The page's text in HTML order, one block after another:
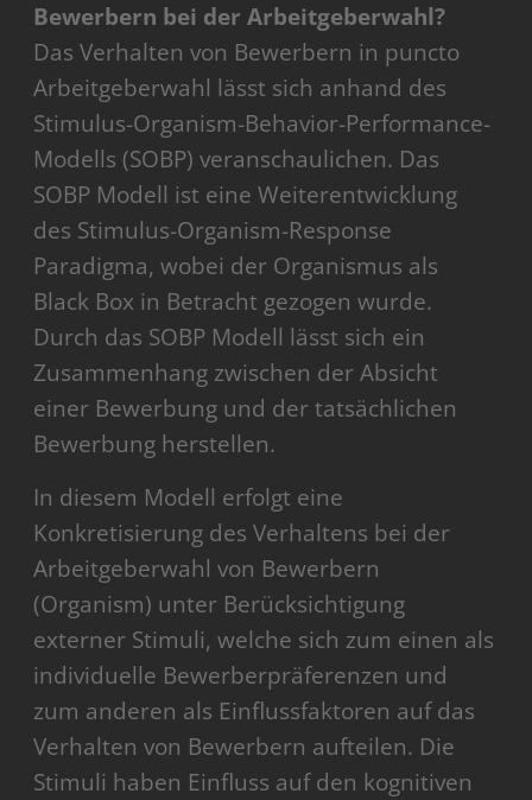
Bewerbern bei der Arbeitgeberwahl?
Das Verhalten von Bewerbern in puncto
Arbeitgeberwahl lässt sich anhand des
Stimulus-Organism-Behavior-Performance-
Modells (SOBP) veranschaulichen. Das
SOBP Modell ist eine Weiterentwicklung
des Stimulus-Organism-Response
Paradigma, wobei der Organismus als
Black Box in Betracht gezogen wurde.
Durch das SOBP Modell lässt sich ein
Zusammenhang zwischen der Absicht
einer Bewerbung und der tatsächlichen
Bewerbung herstellen.
In diesem Modell erfolgt eine
Konkretisierung des Verhaltens bei der
Arbeitgeberwahl von Bewerbern
(Organism) unter Berücksichtigung
externer Stimuli, welche sich zum einen als
individuelle Bewerberpräferenzen und
zum anderen als Einflussfaktoren auf das
Verhalten von Bewerbern aufteilen. Die
Stimuli haben Einfluss auf den kognitiven